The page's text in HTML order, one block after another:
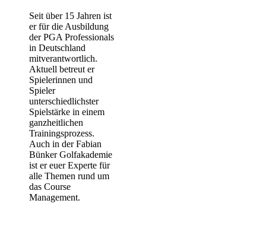
Seit über 15 Jahren ist
er für die Ausbildung
der PGA Professionals
in Deutschland
mitverantwortlich.
Aktuell betreut er
Spielerinnen und
Spieler
unterschiedlichster
Spielstärke in einem
ganzheitlichen
Trainingsprozess.
Auch in der Fabian
Bünker Golfakademie
ist er euer Experte für
alle Themen rund um
das Course
Management.